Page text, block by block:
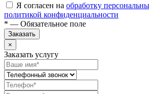
Я согласен на обработку
политикой конфиденциальности
* — Обязательное поле
Заказать
×
Заказать услугу